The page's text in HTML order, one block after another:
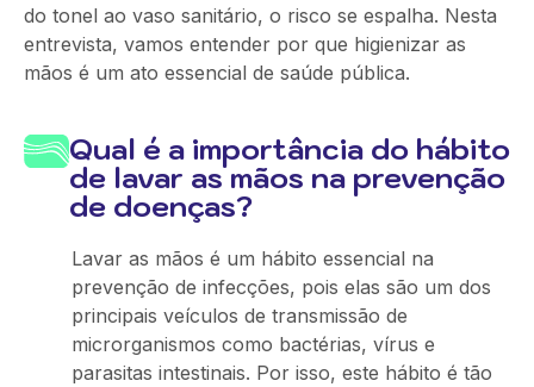
do tonel ao vaso sanitário, o risco se espalha. Nesta
entrevista, vamos entender por que higienizar as
mãos é um ato essencial de saúde pública.
Qual é a importância do hábito
de lavar as mãos na prevenção
de doenças?
Lavar as mãos é um hábito essencial na
prevenção de infecções, pois elas são um dos
principais veículos de transmissão de
microrganismos como bactérias, vírus e
parasitas intestinais. Por isso, este hábito é tão